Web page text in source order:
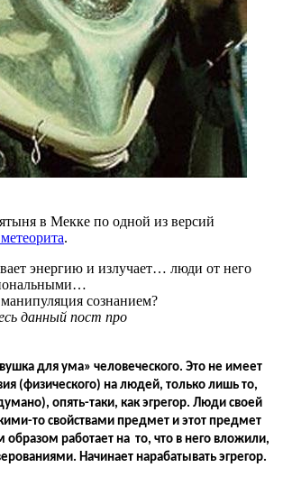
в Мекке по одной из версий
.
энергию и излучает… люди от него
сознанием?
данный пост про
для ума» человеческого. Это не имеет
(физического) на людей, только лишь то,
опять-таки, как эгрегор. Люди своей
то свойствами предмет и этот предмет
работает на то, что в него вложили,
Начинает нарабатывать эгрегор.